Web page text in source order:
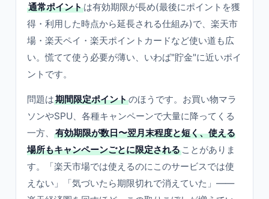
通常ポイントは有効期限が長め(最後にポイントを獲
得・利用した時点から延長される仕組み)で、楽天市
場・楽天ペイ・楽天ポイントカードなど使い道も広
い。慌てて使う必要が薄い、いわば"貯金"に近いポイ
ントです。
問題は期間限定ポイントのほうです。お買い物マラ
ソンやSPU、各種キャンペーンで大量に降ってくる
一方、
有効期限が数日〜翌月末程度と短く、使える
場所もキャンペーンごとに限定される ことがありま
す。「楽天市場では使えるのにこのサービスでは使
えない」「気づいたら期限切れで消えていた」——